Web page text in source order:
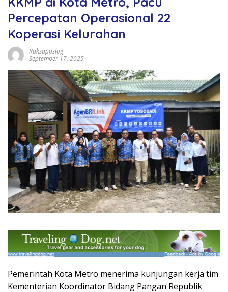
Percepatan Operasional 22
Koperasi Kelurahan
Raksaposlog
September 17, 2025
Pemerintah Kota Metro menerima kunjungan kerja tim
Kementerian Koordinator Bidang Pangan Republik